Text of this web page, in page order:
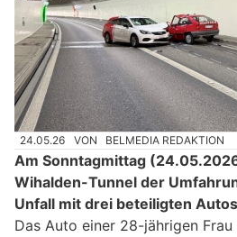
24.05.26 VON BELMEDIA REDAKTION
Am Sonntagmittag
Wihalden-Tunnel der
Unfall mit drei beteiligten
Das Auto einer 28-jährigen